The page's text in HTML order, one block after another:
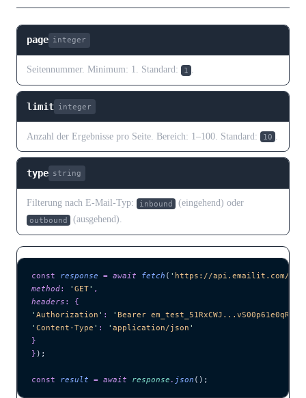
page integer
Seitennummer. Minimum: 1. Standard: 1 .
limit integer
Anzahl der Ergebnisse pro Seite. Bereich: 1–100. Standard: 10 .
type string
Filterung nach E-Mail-Typ: inbound (eingehend) oder
outbound (ausgehend).
const response = await fetch ( ' https://api.emailit.com/v2/
method: ' GET' ,
headers :
{
' Authorization ' : ' Bearer em_test_51RxCWJ...vS00p61e0qRE
' Content-Type ' : ' application/json '
}
} );
const result = await response . json ();